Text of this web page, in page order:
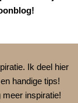
Ik deel hier
handige tips!
inspiratie!